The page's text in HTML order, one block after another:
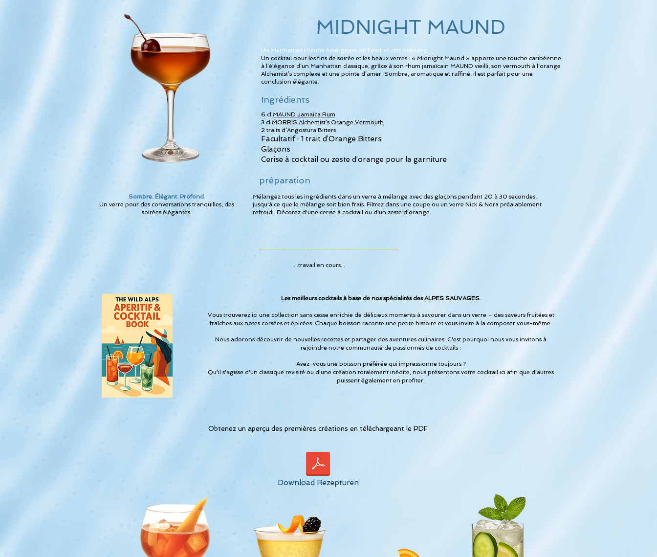
Sombre. Élégant. Profond.
Un verre pour des conversations tranquilles, des
soirées élégantes.
MIDNIGHT MAUND
Un Manhattan comme émergeant de l'ombre des palmiers.
Un cocktail pour les fins de soirée et les beaux verres : « Midnight Maund » apporte une touche caribéenne
à l’élégance d’un Manhattan classique, grâce à son rhum jamaïcain MAUND vieilli, son vermouth à l’orange
Alchemist’s complexe et une pointe d’amer. Sombre, aromatique et raffiné, il est parfait pour une
conclusion élégante.
Ingrédients
6 cl MAUND Jamaica Rum
3 cl MORRIS Alchemist’s Orange Vermouth
2 traits d’Angostura Bitters
​Facultatif : 1 trait d’Orange Bitters
Glaçons
Cerise à cocktail ou zeste d’orange pour la garniture
préparation
Mélangez tous les ingrédients dans un verre à mélange avec des glaçons pendant 20 à 30 secondes,
jusqu'à ce que le mélange soit bien frais. Filtrez dans une coupe ou un verre Nick & Nora préalablement
refroidi. Décorez d'une cerise à cocktail ou d'un zeste d'orange.
...travail en cours...
Les meilleurs cocktails à base de nos spécialités des ALPES SAUVAGES.
Vous trouverez ici une collection sans cesse enrichie de délicieux moments à savourer dans un verre – des saveurs fruitées et
fraîches aux notes corsées et épicées. Chaque boisson raconte une petite histoire et vous invite à la composer vous-même.
Nous adorons découvrir de nouvelles recettes et partager des aventures culinaires. C'est pourquoi nous vous invitons à
rejoindre notre communauté de passionnés de cocktails :
Avez-vous une boisson préférée qui impressionne toujours ?
Qu'il s'agisse d'un classique revisité ou d'une création totalement inédite, nous présentons votre cocktail ici afin que d'autres
puissent également en profiter.
Obtenez un aperçu des premières créations en téléchargeant le PDF
Download Rezepturen